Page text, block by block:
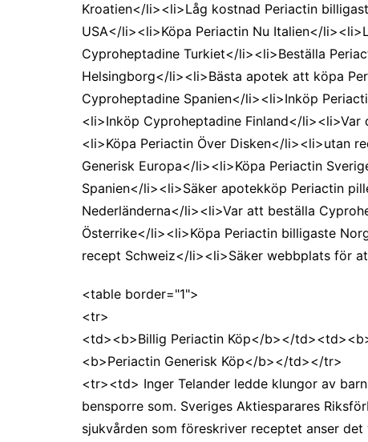
Kroatien</li><li>Låg kostnad Periactin
USA</li><li>Köpa Periactin Nu Italien</
Cyproheptadine Turkiet</li><li>Beställa
Helsingborg</li><li>Bästa apotek att köpa
Cyproheptadine Spanien</li><li>Inköp
<li>Inköp Cyproheptadine Finland</
<li>Köpa Periactin Över Disken</li><li>utan
Generisk Europa</li><li>Köpa Periactin
Spanien</li><li>Säker apotekköp Periactin
Nederländerna</li><li>Var att beställa
Österrike</li><li>Köpa Periactin billigaste
recept Schweiz</li><li>Säker webbplats för
<table border="1">
<tr>
<td><b>Billig Periactin Köp</b></
<b>Periactin Generisk Köp</b></td></tr>
<tr><td> Inger Telander ledde klungor av
bensporre som. Sveriges Aktiesparares
sjukvården som föreskriver receptet anser